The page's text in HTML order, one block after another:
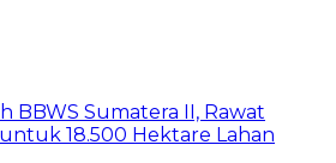
BBWS Sumatera II, Rawat
18.500 Hektare Lahan